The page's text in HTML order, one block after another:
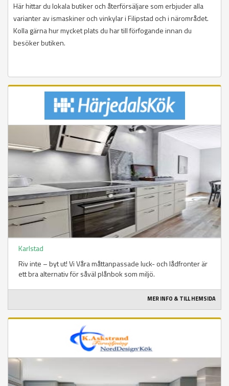
Här hittar du lokala butiker och återförsäljare som erbjuder alla
varianter av ismaskiner och vinkylar i Filipstad och i närområdet.
Kolla gärna hur mycket plats du har till förfogande innan du
besöker butiken.
Karlstad
Riv inte – byt ut! Vi Våra måttanpassade luck- och lådfronter är
ett bra alternativ för såväl plånbok som miljö.
MER INFO & TILL HEMSIDA